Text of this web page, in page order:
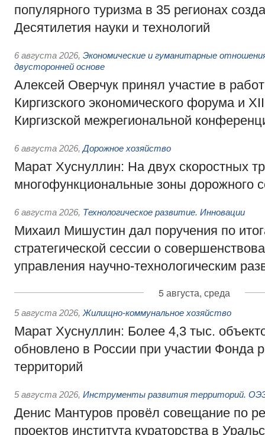
популярного туризма в 35 регионах
Десятилетия науки и технологий
6 августа 2026, Экономические и гуманитарные
двусторонней основе
Алексей Оверчук принял участие в
Киргизского экономического форума и
Киргизской межрегиональной
6 августа 2026, Дорожное хозяйство
Марат Хуснуллин: На двух скоростных
многофункциональные зоны дорожного
6 августа 2026, Технологическое развитие. Инновации
Михаил Мишустин дал поручения по
стратегической сессии о
управления научно-технологическим
5 августа, среда
5 августа 2026, Жилищно-коммунальное хозяйство
Марат Хуснуллин: Более 4,3 тыс.
обновлено в России при участии Фонда
территорий
5 августа 2026, Инструменты развития территорий.
Денис Мантуров провёл совещание по
проектов института кураторства в